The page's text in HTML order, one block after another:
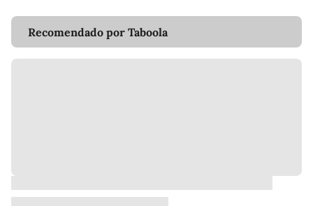
Recomendado por Taboola